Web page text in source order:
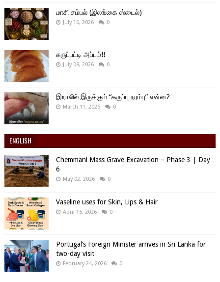
மாசி சம்பல் (இலங்கை ஸ்டைல்)
July 16, 2026 0
கருப்பட்டி அப்பம்!!
July 08, 2026 0
இறாலில் இருக்கும் “கருப்பு நரம்பு” என்ன?
March 11, 2026 0
ENGLISH
Chemmani Mass Grave Excavation – Phase 3 | Day
6
May 02, 2026 0
Vaseline uses for Skin, Lips & Hair
April 15, 2026 0
Portugal’s Foreign Minister arrives in Sri Lanka for
two-day visit
February 24, 2026 0